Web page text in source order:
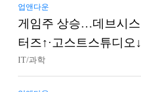
업앤다운
게임주 상승…데브시스
터즈↑·고스트스튜디오↓
IT/과학